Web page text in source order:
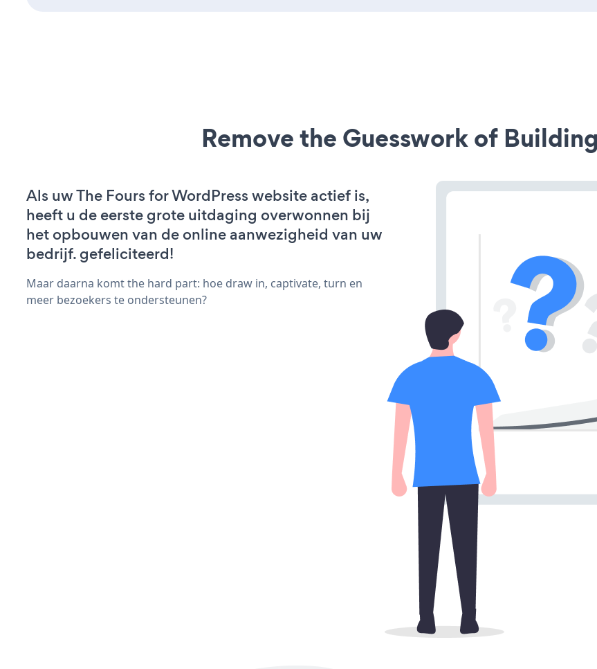
Remove the Guesswork of
Als uw The Fours for WordPress website actief is,
heeft u de eerste grote uitdaging overwonnen bij
het opbouwen van de online aanwezigheid van uw
bedrijf. gefeliciteerd!
Maar daarna komt the hard part: hoe draw in, captivate, turn en
meer bezoekers te ondersteunen?